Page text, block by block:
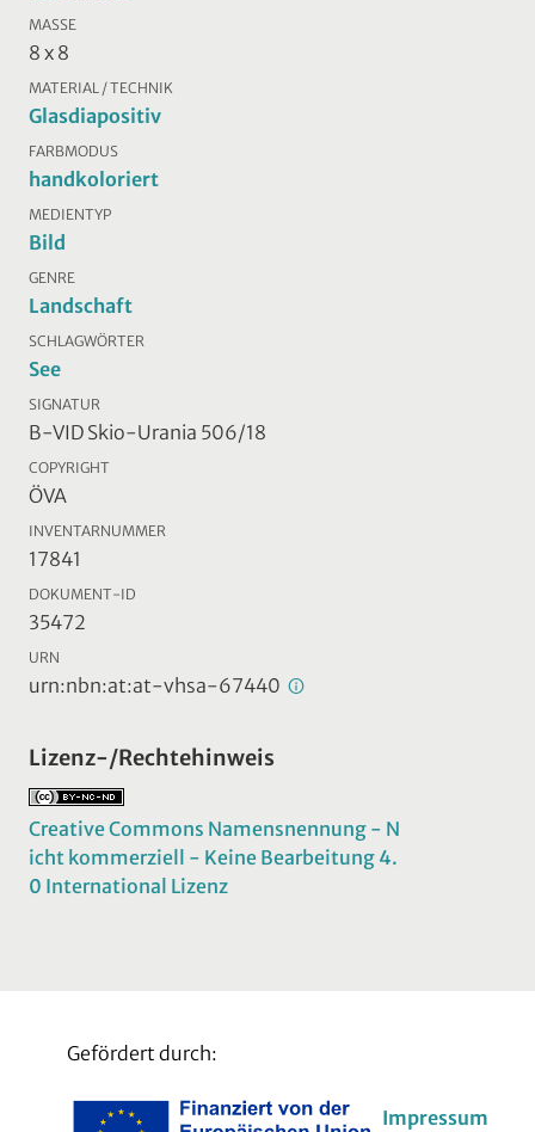
MASSE
8 x 8
MATERIAL / TECHNIK
Glasdiapositiv
FARBMODUS
handkoloriert
MEDIENTYP
Bild
GENRE
Landschaft
SCHLAGWÖRTER
See
SIGNATUR
B-VID Skio-Urania 506/18
COPYRIGHT
ÖVA
INVENTARNUMMER
17841
DOKUMENT-ID
35472
URN
urn:nbn:at:at-vhsa-67440
Lizenz-/Rechtehinweis
Creative Commons Namensnennung - N
icht kommerziell - Keine Bearbeitung 4.
0 International Lizenz
Gefördert durch:
Impressum